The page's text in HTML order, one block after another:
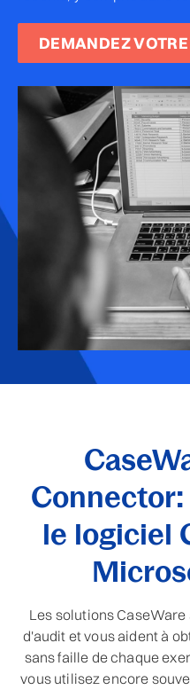
DEMANDEZ
le logiciel
Les solutions
d'audit et vous aident à
sans faille de chaque
vous utilisez encore